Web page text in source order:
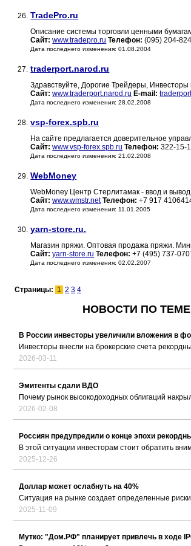
26. TradePro.ru
Описание системы торговли ценными
Сайт: www.tradepro.ru Телефон: (095) 204-
Дата последнего изменения: 01.08.2004
27. traderport.narod.ru
Здравствуйте, Дорогие Трейдеры,
Сайт: www.traderport.narod.ru E-mail:
Дата последнего изменения: 28.02.2008
28. vsp-forex.spb.ru
На сайте предлагается доверительное
Сайт: www.vsp-forex.spb.ru Телефон: 322-15-
Дата последнего изменения: 21.02.2008
29. WebMoney
WebMoney Центр Стерлитамак - ввод и
Сайт: www.wmstr.net Телефон: +7 917
Дата последнего изменения: 11.01.2005
30. yarn-store.ru.
Магазин пряжи. Оптовая продажа пряжи.
Сайт: yarn-store.ru Телефон: +7 (495) 737-
Дата последнего изменения: 02.02.2007
Страницы: 1 2 3 4
НОВОСТИ ПО
В России инвесторы увеличили вложения в
Инвесторы внесли на брокерские счета
2026-03-11
Эмитенты сдали ВДО
Почему рынок высокодоходных облигаций
2026-02-08
Россиян предупредили о конце эпохи
В этой ситуации инвесторам стоит обратить
2025-12-26
Доллар может ослабнуть на 40%
Ситуация на рынке создает определенные
2025-11-09
Мутко: "Дом.РФ" планирует привлечь в ходе